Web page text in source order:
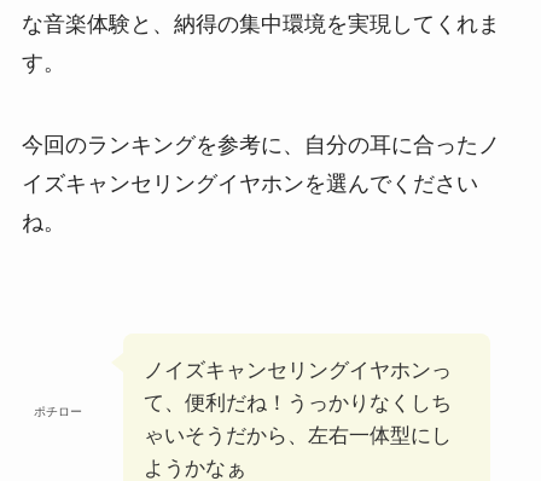
な音楽体験と、納得の集中環境を実現してくれま
す。
今回のランキングを参考に、自分の耳に合ったノ
イズキャンセリングイヤホンを選んでください
ね。
ポチロー
ノイズキャンセリングイヤホンっ
て、便利だね！うっかりなくしち
ゃいそうだから、左右一体型にし
ようかなぁ